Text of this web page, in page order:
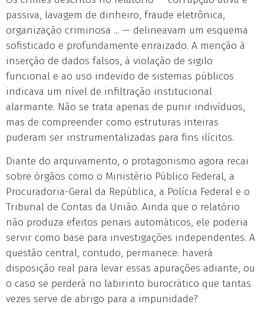
passiva, lavagem de dinheiro, fraude eletrônica,
organização criminosa ... — delineavam um esquema
sofisticado e profundamente enraizado. A menção à
inserção de dados falsos, à violação de sigilo
funcional e ao uso indevido de sistemas públicos
indicava um nível de infiltração institucional
alarmante. Não se trata apenas de punir indivíduos,
mas de compreender como estruturas inteiras
puderam ser instrumentalizadas para fins ilícitos.
Diante do arquivamento, o protagonismo agora recai
sobre órgãos como o Ministério Público Federal, a
Procuradoria-Geral da República, a Polícia Federal e o
Tribunal de Contas da União. Ainda que o relatório
não produza efeitos penais automáticos, ele poderia
servir como base para investigações independentes. A
questão central, contudo, permanece: haverá
disposição real para levar essas apurações adiante, ou
o caso se perderá no labirinto burocrático que tantas
vezes serve de abrigo para a impunidade?